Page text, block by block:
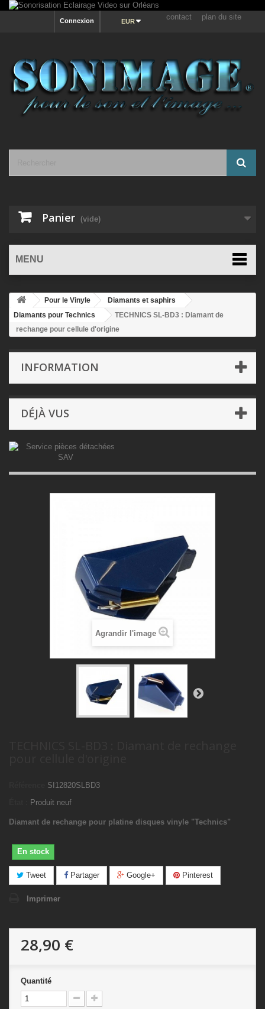
contact plan du site
EUR
Connexion
Panier (vide)
MENU
Pour le Vinyle
Diamants et saphirs
Diamants pour Technics
TECHNICS SL-BD3 : Diamant de
rechange pour cellule d'origine
INFORMATION
DÉJÀ VUS
Agrandir l'image
SI12820SLBD3
Produit neuf
Diamant de rechange pour platine disques vinyle "Technics"
En stock
Tweet Partager Google+ Pinterest
Imprimer
28,90 €
Quantité